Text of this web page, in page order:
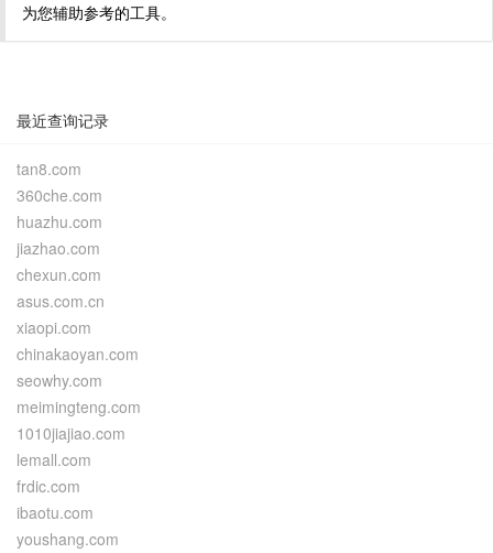
为您辅助参考的工具。
最近查询记录
tan8.com
360che.com
huazhu.com
jiazhao.com
chexun.com
asus.com.cn
xiaopi.com
chinakaoyan.com
seowhy.com
meimingteng.com
1010jiajiao.com
lemall.com
frdic.com
ibaotu.com
youshang.com